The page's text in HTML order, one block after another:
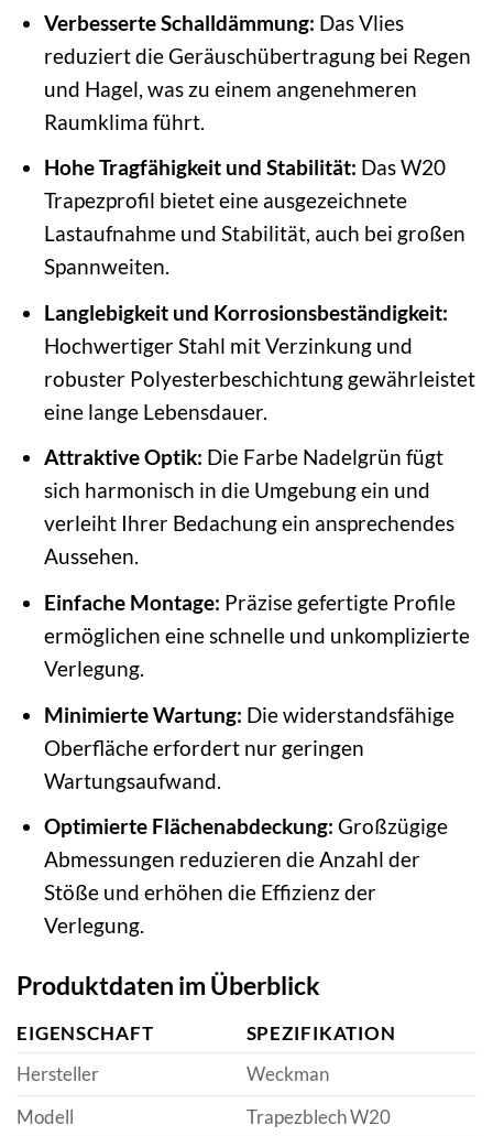
Verbesserte Schalldämmung: Das Vlies
reduziert die Geräuschübertragung bei Regen
und Hagel, was zu einem angenehmeren
Raumklima führt.
Hohe Tragfähigkeit und Stabilität: Das W20
Trapezprofil bietet eine ausgezeichnete
Lastaufnahme und Stabilität, auch bei großen
Spannweiten.
Langlebigkeit und Korrosionsbeständigkeit:
Hochwertiger Stahl mit Verzinkung und
robuster Polyesterbeschichtung gewährleistet
eine lange Lebensdauer.
Attraktive Optik: Die Farbe Nadelgrün fügt
sich harmonisch in die Umgebung ein und
verleiht Ihrer Bedachung ein ansprechendes
Aussehen.
Einfache Montage: Präzise gefertigte Profile
ermöglichen eine schnelle und unkomplizierte
Verlegung.
Minimierte Wartung: Die widerstandsfähige
Oberfläche erfordert nur geringen
Wartungsaufwand.
Optimierte Flächenabdeckung: Großzügige
Abmessungen reduzieren die Anzahl der
Stöße und erhöhen die Effizienz der
Verlegung.
Produktdaten im Überblick
EIGENSCHAFT
SPEZIFIKATION
Hersteller
Weckman
Modell
Trapezblech W20